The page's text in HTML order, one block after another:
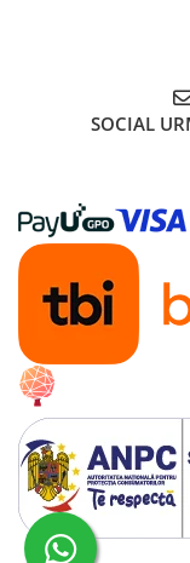
Figurine
Altele
Screens
Nolzur
Premium
Board games
Harti
Teren
Alte RPG
LEGO
SOCIAL